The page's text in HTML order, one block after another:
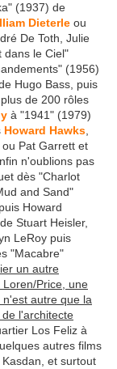
(1937) de
Dieterle ou
De Toth, Julie
dans le Ciel"
(1956)
Hugo Bass, puis
de 200 rôles
à "1941" (1979)
Howard Hawks
ou Pat Garrett et
n'oublions pas
dès "Charlot
and Sand"
Howard
Stuart Heisler,
LeRoy puis
"Macabre"
un autre
Price, une
autre que la
l'architecte
Los Feliz à
autres films
et surtout